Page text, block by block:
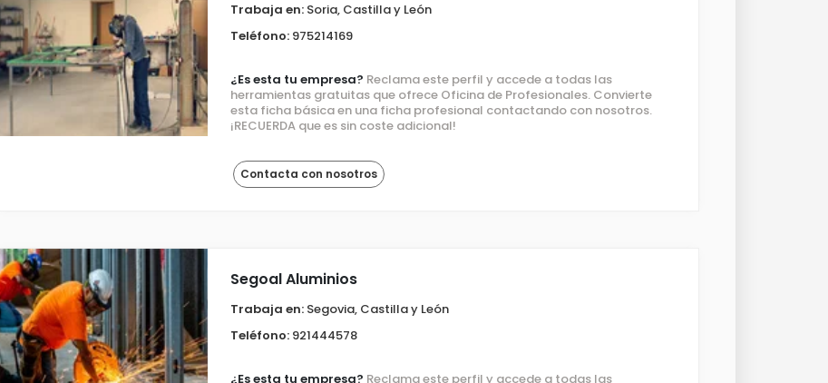
Trabaja en: Soria, Castilla y León
Teléfono: 975214169
¿Es esta tu empresa? Reclama este perfil y accede a todas las
herramientas gratuitas que ofrece Oficina de Profesionales. Convierte
esta ficha básica en una ficha profesional contactando con nosotros.
¡RECUERDA que es sin coste adicional!
Contacta con nosotros
Segoal Aluminios
Trabaja en: Segovia, Castilla y León
Teléfono: 921444578
¿Es esta tu empresa? Reclama este perfil y accede a todas las